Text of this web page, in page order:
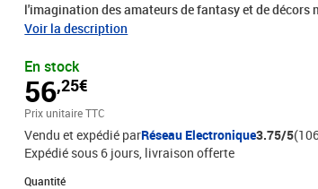
l'imagination des amateurs de fantasy et de décors
haute qualité, cette figurine détaillée est parfaite
design captivant, elle apportera une touche
élément mythique à votre collection dès aujourd'hui!
Voir la description
En stock
56,25€
Prix unitaire TTC
Vendu et expédié parRéseau Electronique3.75/5
Expédié sous 6 jours livraison offerte
Quantité
Quantité : 1